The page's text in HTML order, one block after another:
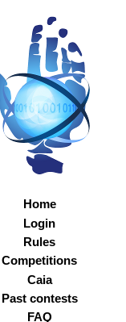
Home
Login
Rules
Competitions
Caia
Past contests
FAQ